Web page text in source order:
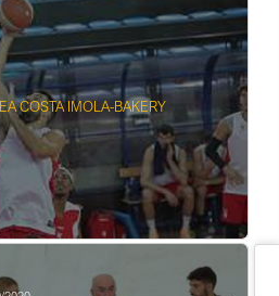
COSTA IMOLA-BAKERY